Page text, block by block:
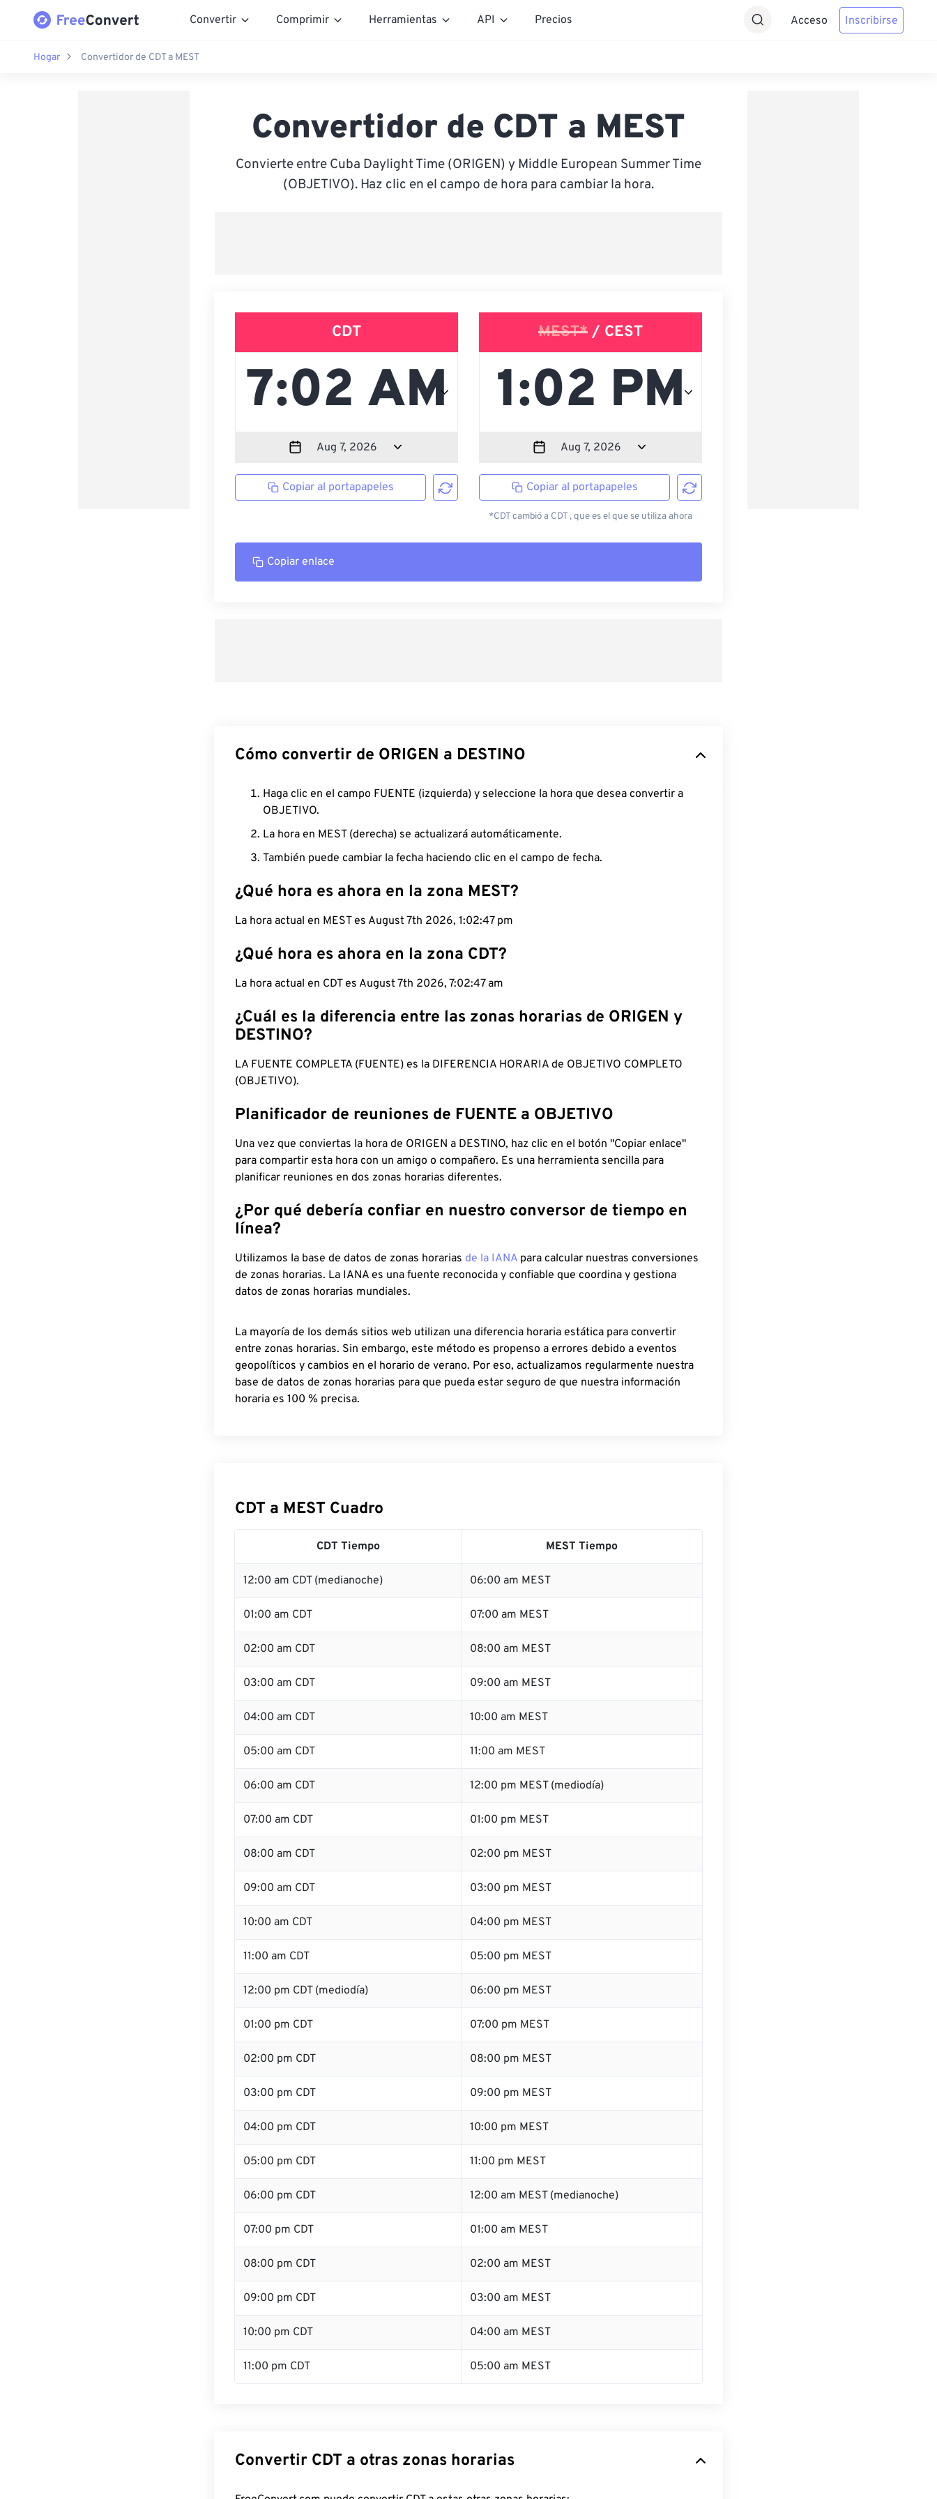
Convertir Comprimir Herramientas API Precios Acceso Inscribirse
Hogar Convertidor de CDT a MEST
Convertidor de CDT a MEST
Convierte entre Cuba Daylight Time (ORIGEN) y Middle European Summer Time
(OBJETIVO). Haz clic en el campo de hora para cambiar la hora.
CDT
Copiar al portapapeles
MEST* / CEST
Copiar al portapapeles
*CDT cambió a CDT , que es el que se utiliza ahora
Copiar enlace
Cómo convertir de ORIGEN a DESTINO
Haga clic en el campo FUENTE (izquierda) y seleccione la hora que desea convertir a
OBJETIVO.
La hora en MEST (derecha) se actualizará automáticamente.
También puede cambiar la fecha haciendo clic en el campo de fecha.
¿Qué hora es ahora en la zona MEST?
La hora actual en MEST es August 7th 2026, 1:02:48 pm
¿Qué hora es ahora en la zona CDT?
La hora actual en CDT es August 7th 2026, 7:02:48 am
¿Cuál es la diferencia entre las zonas horarias de ORIGEN y
DESTINO?
LA FUENTE COMPLETA (FUENTE) es la DIFERENCIA HORARIA de OBJETIVO COMPLETO
(OBJETIVO).
Planificador de reuniones de FUENTE a OBJETIVO
Una vez que conviertas la hora de ORIGEN a DESTINO, haz clic en el botón "Copiar enlace"
para compartir esta hora con un amigo o compañero. Es una herramienta sencilla para
planificar reuniones en dos zonas horarias diferentes.
¿Por qué debería confiar en nuestro conversor de tiempo en
línea?
Utilizamos la base de datos de zonas horarias de la IANA para calcular nuestras conversiones
de zonas horarias. La IANA es una fuente reconocida y confiable que coordina y gestiona
datos de zonas horarias mundiales.
La mayoría de los demás sitios web utilizan una diferencia horaria estática para convertir
entre zonas horarias. Sin embargo, este método es propenso a errores debido a eventos
geopolíticos y cambios en el horario de verano. Por eso, actualizamos regularmente nuestra
base de datos de zonas horarias para que pueda estar seguro de que nuestra información
horaria es 100 % precisa.
CDT a MEST Cuadro
CDT Tiempo MEST Tiempo
12:00 am CDT (medianoche) 06:00 am MEST
01:00 am CDT 07:00 am MEST
02:00 am CDT 08:00 am MEST
03:00 am CDT 09:00 am MEST
04:00 am CDT 10:00 am MEST
05:00 am CDT 11:00 am MEST
06:00 am CDT 12:00 pm MEST (mediodía)
07:00 am CDT 01:00 pm MEST
08:00 am CDT 02:00 pm MEST
09:00 am CDT 03:00 pm MEST
10:00 am CDT 04:00 pm MEST
11:00 am CDT 05:00 pm MEST
12:00 pm CDT (mediodía) 06:00 pm MEST
01:00 pm CDT 07:00 pm MEST
02:00 pm CDT 08:00 pm MEST
03:00 pm CDT 09:00 pm MEST
04:00 pm CDT 10:00 pm MEST
05:00 pm CDT 11:00 pm MEST
06:00 pm CDT 12:00 am MEST (medianoche)
07:00 pm CDT 01:00 am MEST
08:00 pm CDT 02:00 am MEST
09:00 pm CDT 03:00 am MEST
10:00 pm CDT 04:00 am MEST
11:00 pm CDT 05:00 am MEST
Convertir CDT a otras zonas horarias